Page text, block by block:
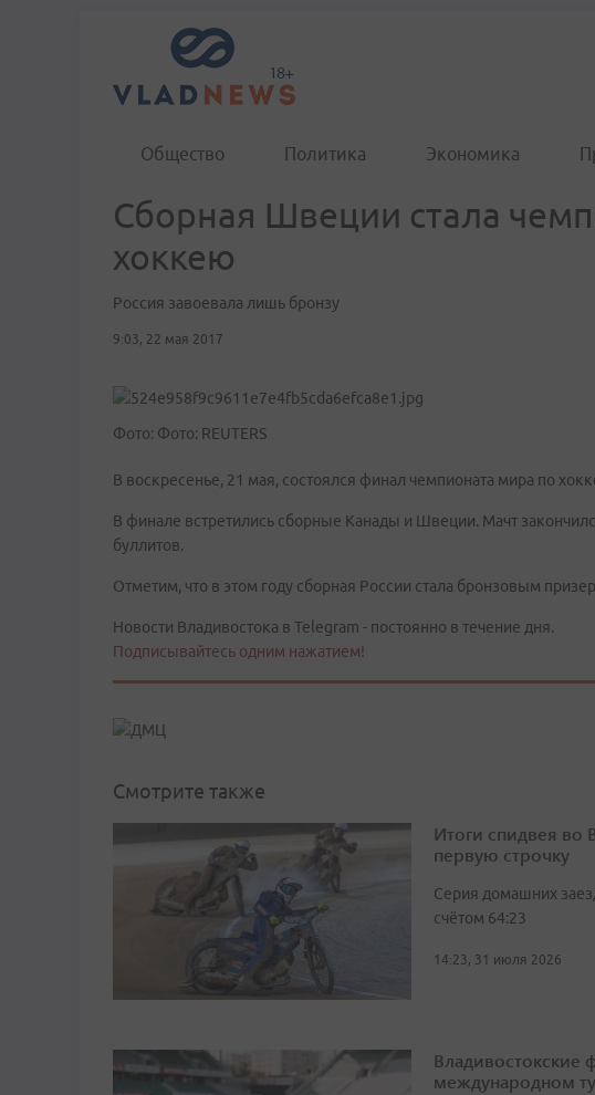
Общество Политика Экономика
Сборная Швеции стала
хоккею
Россия завоевала лишь бронзу
9:03, 22 мая 2017
Фото: Фото: REUTERS
В воскресенье, 21 мая, состоялся финал чемпионата мира по
В финале встретились сборные Канады и Швеции. Мачт
буллитов.
Отметим, что в этом году сборная России стала бронзовым
Новости Владивостока в Telegram - постоянно в течение дня.
Подписывайтесь одним нажатием!
Смотрите также
Итоги спидвея во
первую строчку
Серия домашних
счётом 64:23
14:23, 31 июля 2026
Владивостокские
международном